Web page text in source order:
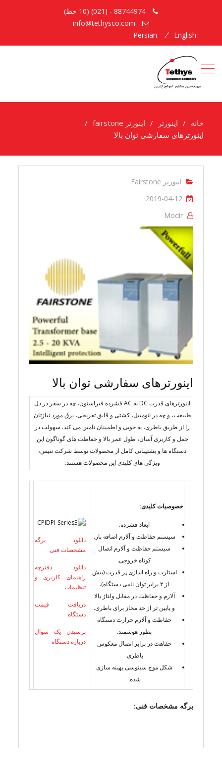
English
Persian
خانه اینورتر
اینورتر fairstone
اینورترهای سفارشی توان بالا
اینورتر Fairstone
2019-04-12
Modir
اینورترهای سفارشی توان بالا
اینورترهای قدرت DC به AC فشرده فیراستون، چه در سفر در دل
طبیعت، و چه در اتومبیل، کشتی و قایق تفریحی، برق مورد نیازتان
را از طریق باطری، به خوبی و اطمینان تامین می کند. سهولت در
حمل و کاربری آسان، طول عمر بالا و حفاظت های گوناگون این
دستگاه ها و پشتیبانی کامل از محصولات توسط شرکت تتیس،
ویژگی های کلیدی این محصولات هستند.
خصوصیات کلیدی:
ابعاد فشرده.
سیستم حفاظت و آلارم اضافه بار.
سیستم حفاظت و آلارم اتصال
کوتاه خروجی.
استارت و راه اندازی پر قدرت (بیش
از ۲ برابر توان نامی دستگاه).
آلارم و حفاظت در مقابل ولتاژ بالا
و پایین تر از حد مجاز برای باطری.
حفاظت و آلارم حرارت دستگاه
بطور هوشمند.
حفاهت در برابر اتصال معکوس
باطری.
شکل موج سینوسی بهینه سازی
شده.
دانلود برگه
مشخصات فنی
دانلود دفترچه
راهنمای کاربری و
تنظیمات
دریافت قیمت
دستگاه
پرسیدن یک سوال
درباره دستگاه
برگه مشخصات فنی: